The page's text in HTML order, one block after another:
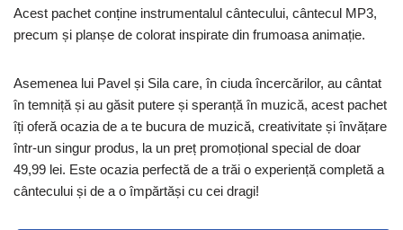
Acest pachet conține instrumentalul cântecului, cântecul MP3,
precum și planșe de colorat inspirate din frumoasa animație.
Asemenea lui Pavel și Sila care, în ciuda încercărilor, au cântat
în temniță și au găsit putere și speranță în muzică, acest pachet
îți oferă ocazia de a te bucura de muzică, creativitate și învățare
într-un singur produs, la un preț promoțional special de doar
49,99 lei. Este ocazia perfectă de a trăi o experiență completă a
cântecului și de a o împărtăși cu cei dragi!